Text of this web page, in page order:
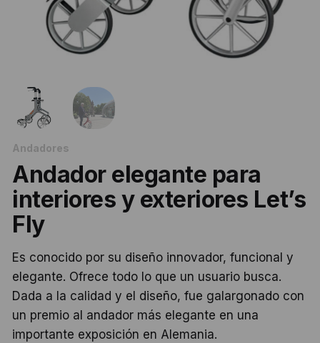
Andadores
Andador elegante para
interiores y exteriores Let’s
Fly
Es conocido por su diseño innovador, funcional y
elegante. Ofrece todo lo que un usuario busca.
Dada a la calidad y el diseño, fue galargonado con
un premio al andador más elegante en una
importante exposición en Alemania.